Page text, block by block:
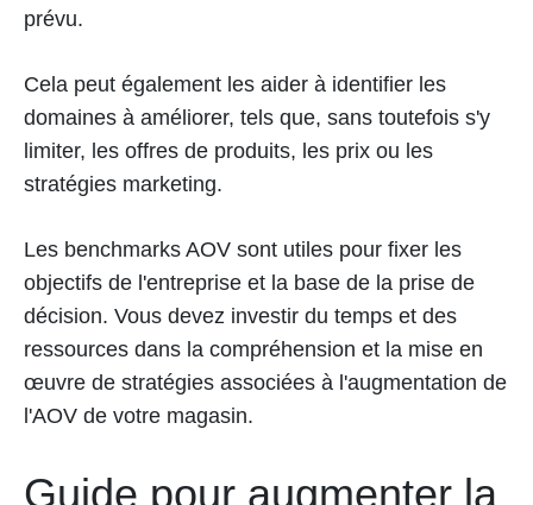
prévu.
Cela peut également les aider à identifier les
domaines à améliorer, tels que, sans toutefois s'y
limiter, les offres de produits, les prix ou les
stratégies marketing.
Les benchmarks AOV sont utiles pour fixer les
objectifs de l'entreprise et la base de la prise de
décision. Vous devez investir du temps et des
ressources dans la compréhension et la mise en
œuvre de stratégies associées à l'augmentation de
l'AOV de votre magasin.
Guide pour augmenter la